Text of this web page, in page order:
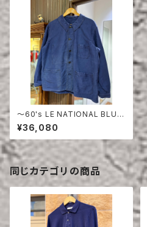
〜60's LE NATIONAL BLUE
MOLESKIN JACKET
¥36,080
同じカテゴリの商品